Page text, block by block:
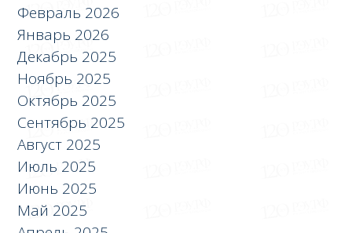
Февраль 2026
Январь 2026
Декабрь 2025
Ноябрь 2025
Октябрь 2025
Сентябрь 2025
Август 2025
Июль 2025
Июнь 2025
Май 2025